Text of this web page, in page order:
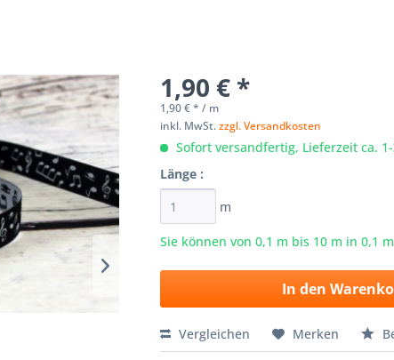
1,90 € *
1,90 € * / m
inkl. MwSt.zzgl. Versandkosten
Sofort versandfertig, Lieferzeit ca.
Länge :
m
Sie können von 0,1 m bis 10 m in 0,1
In den
Vergleichen Merken